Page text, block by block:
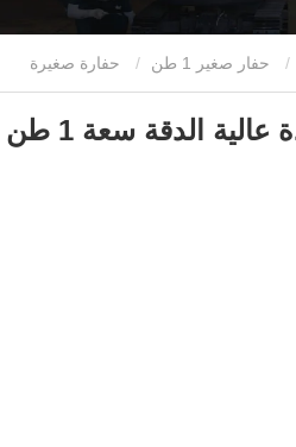
حفار صغير 1 طن حفارة صغيرة
حفارة صغيرة جديدة عالية الدقة سعة 1 طن